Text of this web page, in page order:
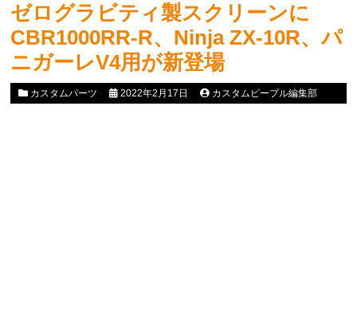
ゼログラビティ製スクリーンに
CBR1000RR-R、Ninja ZX-10R、パ
ニガーレV4用が新登場
カスタムパーツ 2022年2月17日 カスタムピープル編集部